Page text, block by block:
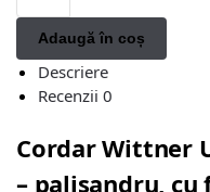
Adaugă în coș
Descriere
Recenzii 0
Cordar Wittner
– palisandru,